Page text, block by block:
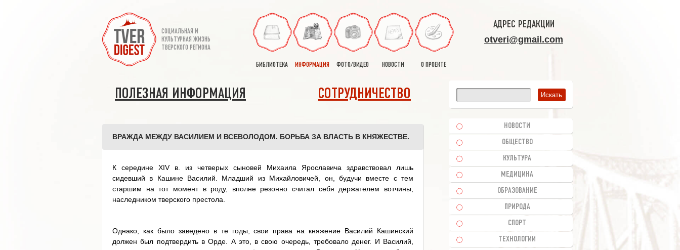
СОЦИАЛЬНАЯ И
КУЛЬТУРНАЯ ЖИЗНЬ
ТВЕРСКОГО РЕГИОНА
БИБЛИОТЕКА ИНФОРМАЦИЯ ФОТО/ВИДЕО НОВОСТИ О ПРОЕКТЕ
АДРЕС РЕДАКЦИИ
otveri@gmail.com
ПОЛЕЗНАЯ ИНФОРМАЦИЯ СОТРУДНИЧЕСТВО
ВРАЖДА МЕЖДУ ВАСИЛИЕМ И ВСЕВОЛОДОМ. БОРЬБА ЗА ВЛАСТЬ В КНЯЖЕСТВЕ.
К середине XIV в. из четверых сыновей Михаила Ярославича здравствовал лишь
сидевший в Кашине Василий. Младший из Михайловичей, он, будучи вместе с тем
старшим на тот момент в роду, вполне резонно считал себя держателем вотчины,
наследником тверского престола.
Однако, как было заведено в те годы, свои права на княжение Василий Кашинский
должен был подтвердить в Орде. А это, в свою очередь, требовало денег. И Василий,
НОВОСТИ
ОБЩЕСТВО
КУЛЬТУРА
МЕДИЦИНА
ОБРАЗОВАНИЕ
ПРИРОДА
СПОРТ
ТЕХНОЛОГИИ